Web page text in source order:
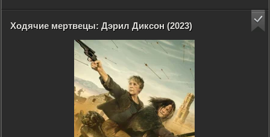
Ходячие мертвецы: Дэрил Диксон (2023)